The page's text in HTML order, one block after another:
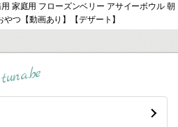
家庭用 フローズンベリー アサイーボウル 朝
やつ【動画あり】【デザート】
tuna.be